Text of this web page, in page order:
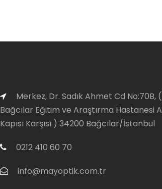
Merkez, Dr. Sadık Ahmet Cd No:70B, (
Bağcılar Eğitim ve Araştırma Hastanesi A
Kapısı Karşısı ) 34200 Bağcılar/İstanbul
0212 410 60 70
info@mayoptik.com.tr